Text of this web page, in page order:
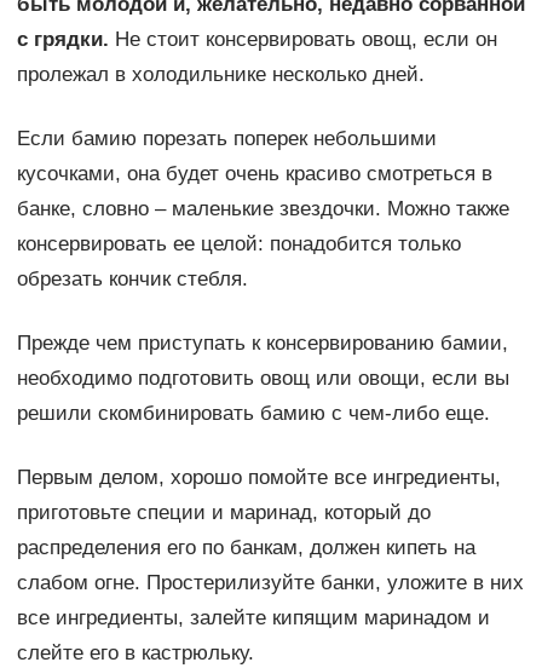
с грядки. Не стоит консервировать овощ, если он
пролежал в холодильнике несколько дней.
Если бамию порезать поперек небольшими
кусочками, она будет очень красиво смотреться в
банке, словно – маленькие звездочки. Можно также
консервировать ее целой: понадобится только
обрезать кончик стебля.
Прежде чем приступать к консервированию бамии,
необходимо подготовить овощ или овощи, если вы
решили скомбинировать бамию с чем-либо еще.
Первым делом, хорошо помойте все ингредиенты,
приготовьте специи и маринад, который до
распределения его по банкам, должен кипеть на
слабом огне. Простерилизуйте банки, уложите в них
все ингредиенты, залейте кипящим маринадом и
слейте его в кастрюльку.